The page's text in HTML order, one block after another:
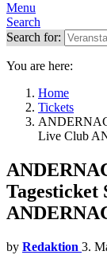
Menu
Search
Search for:
You are here:
Home
Tickets
Live Club
Tagesticket
by Redaktion 3.